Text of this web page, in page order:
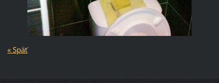
« Späť